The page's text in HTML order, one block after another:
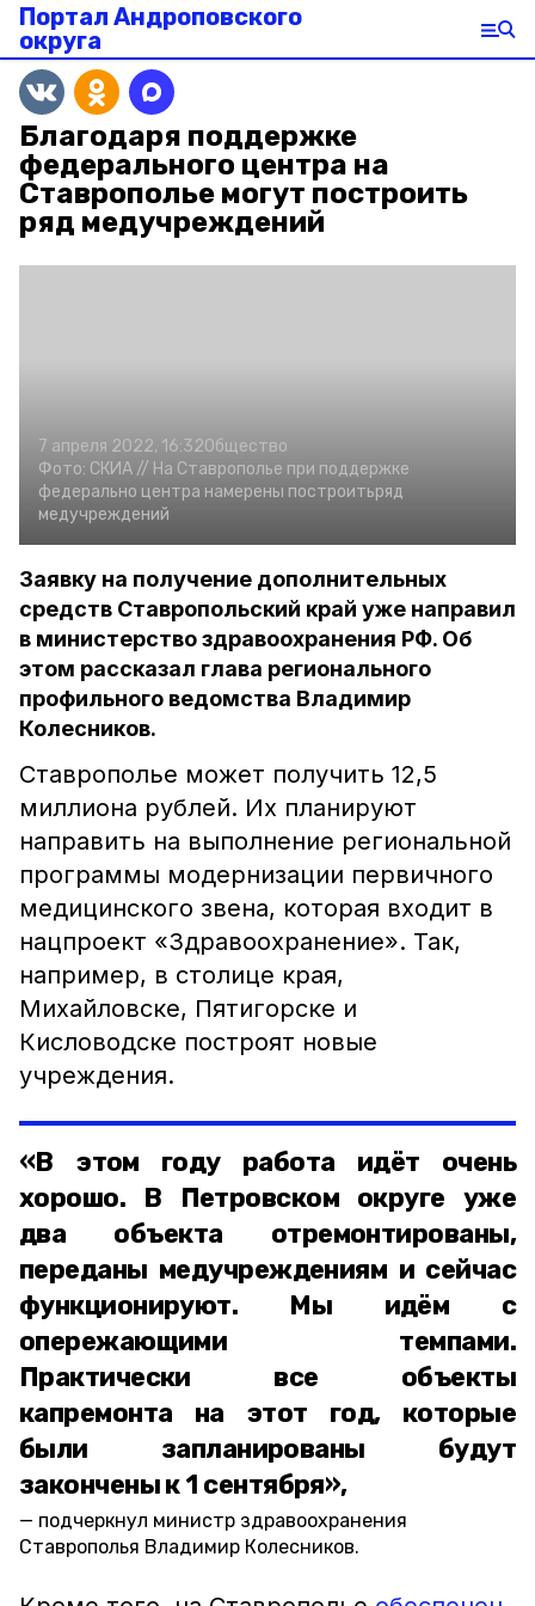
Портал Андроповского
округа
Благодаря поддержке
федерального центра на
Ставрополье могут построить
ряд медучреждений
7 апреля 2022, 16:32Общество
Фото: СКИА // На Ставрополье при поддержке
федерально центра намерены построитьряд
медучреждений
Заявку на получение дополнительных
средств Ставропольский край уже направил
в министерство здравоохранения РФ. Об
этом рассказал глава регионального
профильного ведомства Владимир
Колесников.
Ставрополье может получить 12,5
миллиона рублей. Их планируют
направить на выполнение региональной
программы модернизации первичного
медицинского звена, которая входит в
нацпроект «Здравоохранение». Так,
например, в столице края,
Михайловске, Пятигорске и
Кисловодске построят новые
учреждения.
«В этом году работа идёт очень
хорошо. В Петровском округе уже
два объекта отремонтированы,
переданы медучреждениям и сейчас
функционируют. Мы идём с
опережающими темпами.
Практически все объекты
капремонта на этот год, которые
были запланированы будут
закончены к 1 сентября»,
подчеркнул министр здравоохранения
Ставрополья Владимир Колесников.